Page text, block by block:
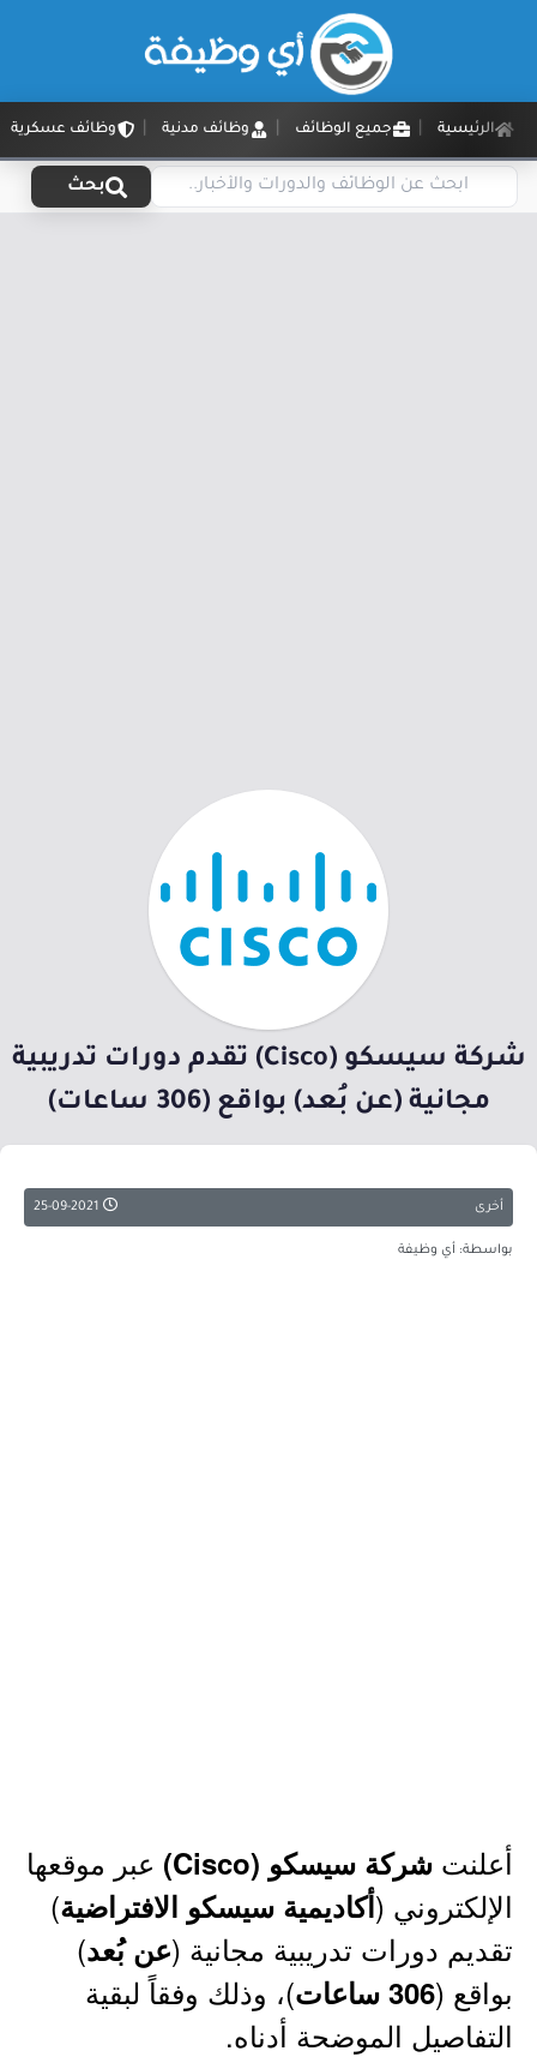
الرئيسية جميع الوظائف وظائف مدنية وظائف عسكرية
بحث
شركة سيسكو (Cisco) تقدم دورات تدريبية
مجانية (عن بُعد) بواقع (306 ساعات)
أخرى
بواسطة: أي وظيفة
أعلنت شركة سيسكو (Cisco)
عبر موقعها
الإلكتروني (أكاديمية سيسكو الافتراضية)
تقديم دورات تدريبية مجانية (عن بُعد)
بواقع (306 ساعات
)، وذلك وفقاً لبقية
التفاصيل الموضحة أدناه.